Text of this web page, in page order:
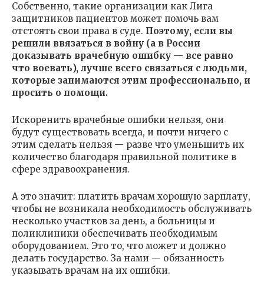
Собственно, такие организации как Лига
защитников пациентов может помочь вам
отстоять свои права в суде. Поэтому, если вы
решили ввязаться в войну (а в России
доказывать врачебную ошибку — все равно
что воевать), лучше всего связаться с людьми,
которые занимаются этим профессионально, и
просить о помощи.
Искоренить врачебные ошибки нельзя, они
будут существовать всегда, и почти ничего с
этим сделать нельзя — разве что уменьшить их
количество благодаря правильной политике в
сфере здравоохранения.
А это значит: платить врачам хорошую зарплату,
чтобы не возникала необходимость обслуживать
несколько участков за день, а больницы и
поликлиники обеспечивать необходимым
оборудованием. Это то, что может и должно
делать государство. За нами — обязанность
указывать врачам на их ошибки.